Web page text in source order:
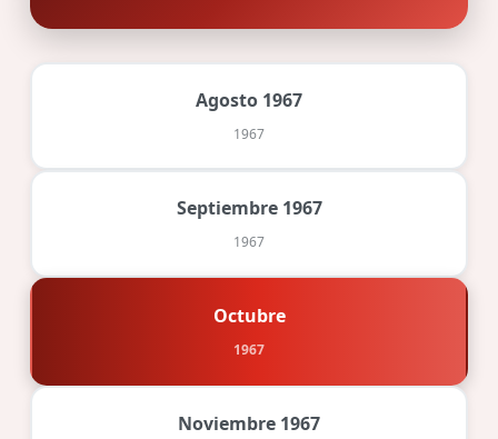
Agosto 1967
1967
Septiembre 1967
1967
Octubre
1967
Noviembre 1967